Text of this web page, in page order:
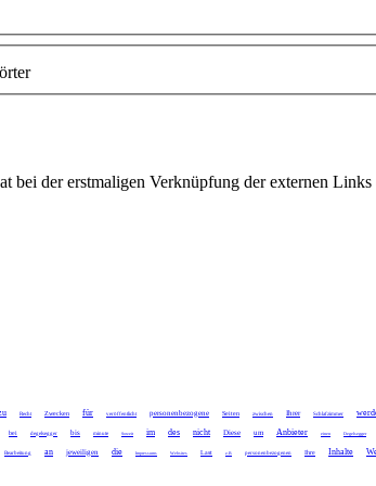
bei der erstmaligen Verknüpfung der externen
Recht Zwecken für veröffentlicht personenbezogene Seiten zwischen Ihrer Schlafzimmer
bei degelsegger bis minute Soweit im des nicht Diese um Anbieter einen Degelsegger
Bearbeitung an jeweiligen die Impressums Websites Last z.B personenbezogenen Ihre Inhalte